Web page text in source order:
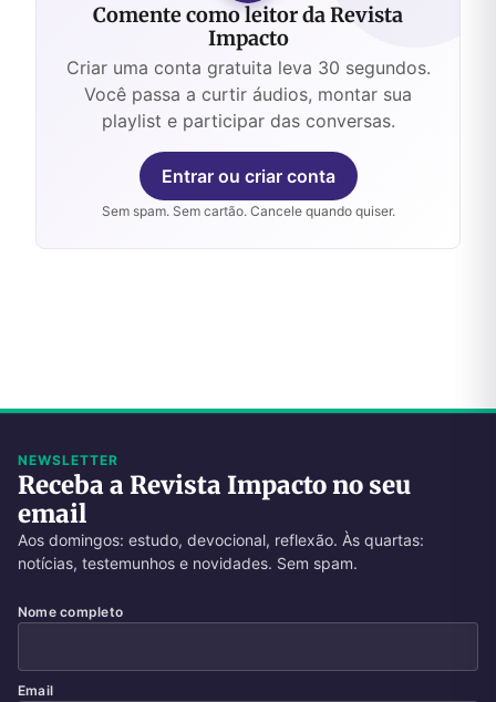
Comente como leitor da Revista
Impacto
Criar uma conta gratuita leva 30 segundos.
Você passa a curtir áudios, montar sua
playlist e participar das conversas.
Entrar ou criar conta
Sem spam. Sem cartão. Cancele quando quiser.
NEWSLETTER
Receba a Revista Impacto no seu
email
Aos domingos: estudo, devocional, reflexão. Às quartas:
notícias, testemunhos e novidades. Sem spam.
Nome completo
Email